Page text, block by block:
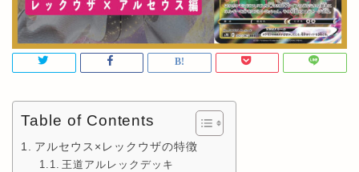
Table of Contents
アルセウス×レックウザの特徴
王道アルレックデッキ